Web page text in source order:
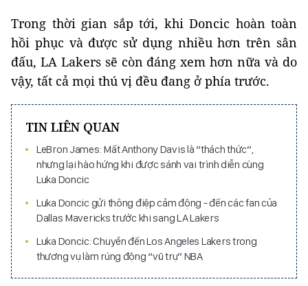
Trong thời gian sắp tới, khi Doncic hoàn toàn
hồi phục và được sử dụng nhiều hơn trên sân
đấu, LA Lakers sẽ còn đáng xem hơn nữa và do
vậy, tất cả mọi thú vị đều đang ở phía trước.
TIN LIÊN QUAN
LeBron James: Mất Anthony Davis là “thách thức”,
nhưng lại hào hứng khi được sánh vai trình diễn cùng
Luka Doncic
Luka Doncic gửi thông điệp cảm động - đến các fan của
Dallas Mavericks trước khi sang LA Lakers
Luka Doncic: Chuyển đến Los Angeles Lakers trong
thương vụ làm rúng động “vũ trụ” NBA